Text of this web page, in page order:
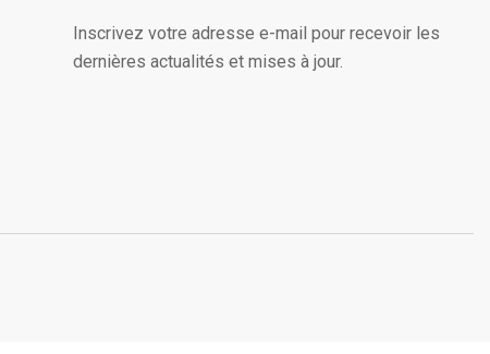
Inscrivez votre adresse e-mail pour recevoir les
dernières actualités et mises à jour.